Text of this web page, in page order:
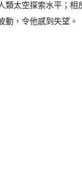
類太空探索水平；相
動，令他感到失望。